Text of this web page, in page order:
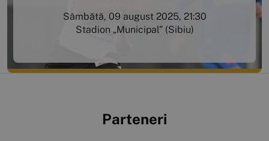
Sâmbătă, 09 august 2025, 21:30
Stadion „Municipal” (Sibiu)
Parteneri